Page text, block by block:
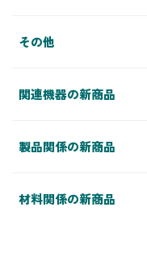
その他
関連機器の新商品
製品関係の新商品
材料関係の新商品